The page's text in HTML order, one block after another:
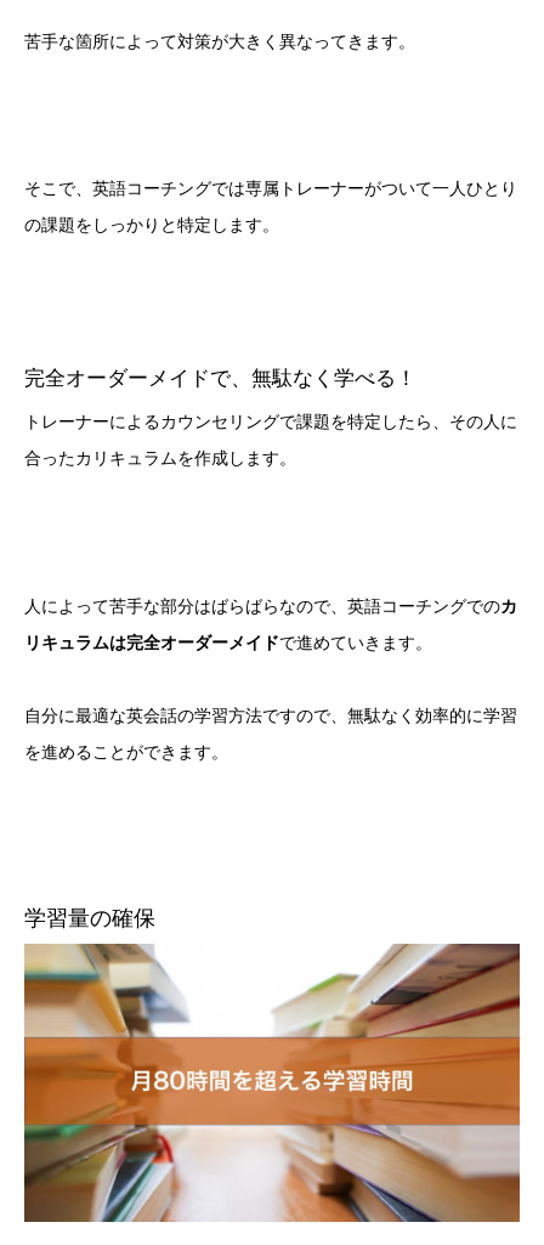
苦手な箇所によって対策が大きく異なってきます。
そこで、英語コーチングでは専属トレーナーがついて一人ひとり
の課題をしっかりと特定します。
完全オーダーメイドで、無駄なく学べる！
トレーナーによるカウンセリングで課題を特定したら、その人に
合ったカリキュラムを作成します。
人によって苦手な部分はばらばらなので、英語コーチングでのカ
リキュラムは完全オーダーメイドで進めていきます。
自分に最適な英会話の学習方法ですので、無駄なく効率的に学習
を進めることができます。
学習量の確保